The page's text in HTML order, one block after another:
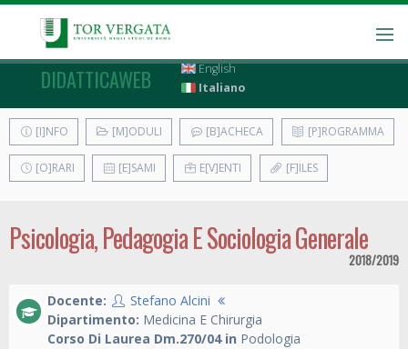
DIDATTICAWEB
English
Italiano
[I]NFO [M]ODULI [B]ACHECA [P]ROGRAMMA
[O]RARI [E]SAMI E[V]ENTI [F]ILES
Psicologia, Pedagogia E Sociologia Generale
2018/2019
Docente:
Stefano Alcini
Dipartimento: Medicina E Chirurgia
Corso Di Laurea Dm.270/04 in Podologia